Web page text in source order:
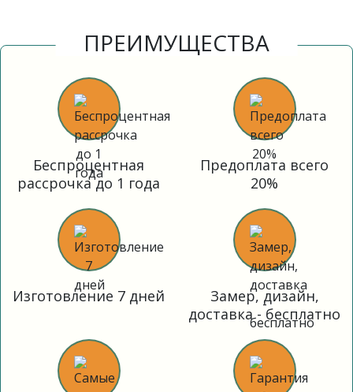
ПРЕИМУЩЕСТВА
Беспроцентная
рассрочка до 1 года
Предоплата всего
20%
Изготовление 7 дней
Замер, дизайн,
доставка - бесплатно